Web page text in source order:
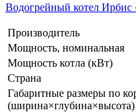
Водогрейный котел
Производитель
Мощность, номинальная
Мощность котла (кВт)
Страна
Габаритные размеры по
(ширина×глубина×высота)